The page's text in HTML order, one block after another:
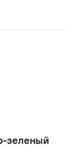
зеленый